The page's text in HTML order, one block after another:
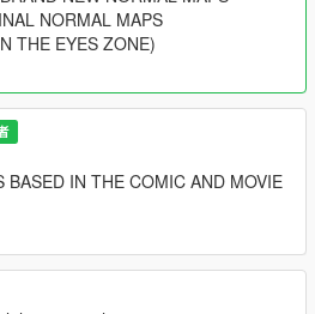
NORMAL MAPS
THE EYES ZONE)
BASED IN THE COMIC AND MOVIE